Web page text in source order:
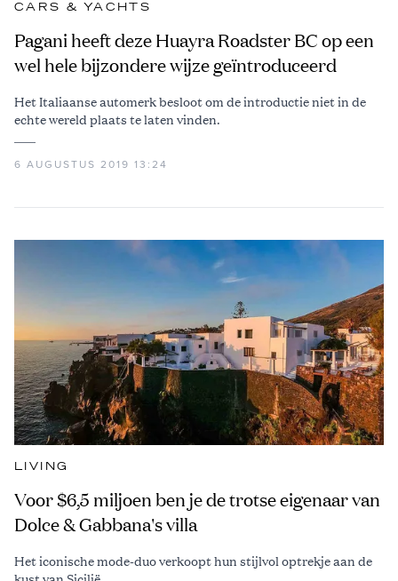
CARS & YACHTS
Pagani heeft deze Huayra Roadster BC op een
wel hele bijzondere wijze geïntroduceerd
Het Italiaanse automerk besloot om de introductie niet in de
echte wereld plaats te laten vinden.
6 AUGUSTUS 2019 13:24
LIVING
Voor $6,5 miljoen ben je de trotse eigenaar van
Dolce & Gabbana's villa
Het iconische mode-duo verkoopt hun stijlvol optrekje aan de